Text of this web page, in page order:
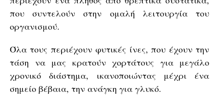
που συντελούν στην ομαλή λειτουργία του
οργανισμού.
Όλα τους περιέχουν φυτικές ίνες, που έχουν την
τάση να μας κρατούν χορτάτους για μεγάλο
χρονικό διάστημα, ικανοποιώντας μέχρι ένα
σημείο βέβαια, την ανάγκη για γλυκό.